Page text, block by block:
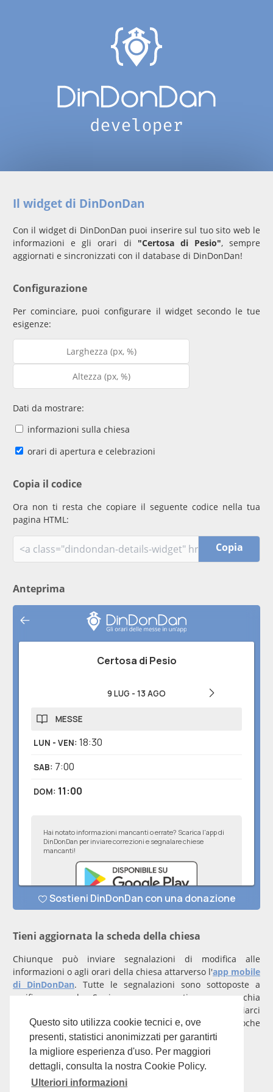
Questo sito utilizza cookie tecnici e, ove
presenti, statistici anonimizzati per garantirti
la migliore esperienza d'uso. Per maggiori
dettagli, consulta la nostra Cookie Policy.
Ulteriori informazioni
Il widget di DinDonDan
Con il widget di DinDonDan puoi inserire sul tuo sito web le
informazioni e gli orari di "Certosa di Pesio", sempre
aggiornati e sincronizzati con il database di DinDonDan!
Configurazione
Per cominciare, puoi configurare il widget secondo le tue
esigenze:
Dati da mostrare:
informazioni sulla chiesa
orari di apertura e celebrazioni
Copia il codice
Ora non ti resta che copiare il seguente codice nella tua
pagina HTML:
Copia
Anteprima
Tieni aggiornata la scheda della chiesa
Chiunque può inviare segnalazioni di modifica alle
informazioni o agli orari della chiesa attarverso l'app mobile
di DinDonDan. Tutte le segnalazioni sono sottoposte a
verifica manuale. Se invece rappresenti una parrocchia
con un account verificato per inviarci
comunicazioni prioritarie che saranno gestite entro poche
Per qualunque domanda scrivi ainfo@dindondan.app